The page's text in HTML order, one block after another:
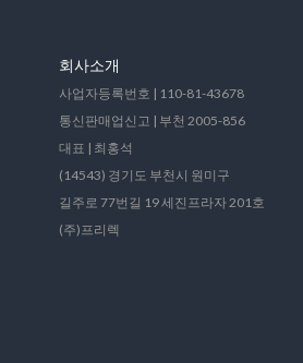
회사소개
사업자등록번호 | 110-81-43678
통신판매업신고 | 부천 2005-856
대표 | 최홍석
(14543) 경기도 부천시 원미구
길주로 77번길 19 세진프라자 201호
(주)프리렉